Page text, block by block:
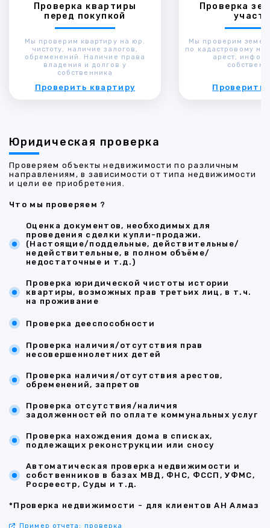
Проверка квартиры
перед покупкой
Мы проверим квартиру на юр.
чистоту, наличие залогов,
обременений. Наличие права
владения и долгов у
собственника
Проверить квартиру
Проверка
Мы проверим
по кадастровому
арест,
Проверить
Юридическая проверка
Проверяем объекты недвижимости по различным
направлениям, в зависимости от типа недвижимости
и цели ее приобретения.
Что мы проверяем ?
Оценка документов, необходимых для
проведения сделки купли-продажи.
(Настоящие/поддельные, действительные/
недействительные, в полном объёме/
недостаточные и т.д.)
Проверка юридической чистоты истории
квартиры, возможных прав третьих лиц, в т.ч.
на проживание
Проверка дееспособности
Проверка наличия/отсутствия прав
несовершеннолетних детей
Проверка наличия/отсутствия арестов,
обременений, запретов
Проверка отсутствия/наличия
задолженностей по оплате коммунальных услуг
Проверка нахождения дома в списках,
подлежащих реконструкции или сносу
Автоматическая проверка недвижимости и
собственников в базах МВД, ФНС, ФССП, УФМС,
Росреестр, Суды и т.д.
*Проверка недвижимости - для клиентов АН Алмаз
Пример отчета: проверка